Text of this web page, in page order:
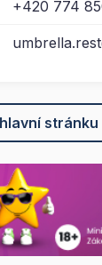
+420 774
stránku